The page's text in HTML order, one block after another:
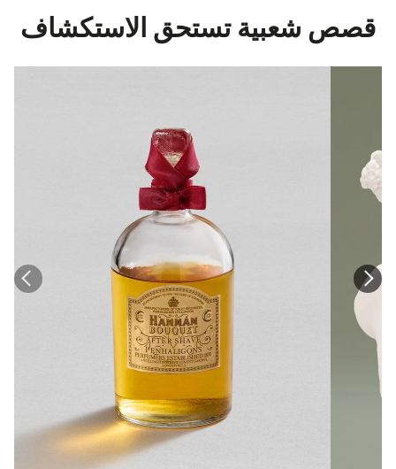
قصص شعبية تستحق الاستكشاف